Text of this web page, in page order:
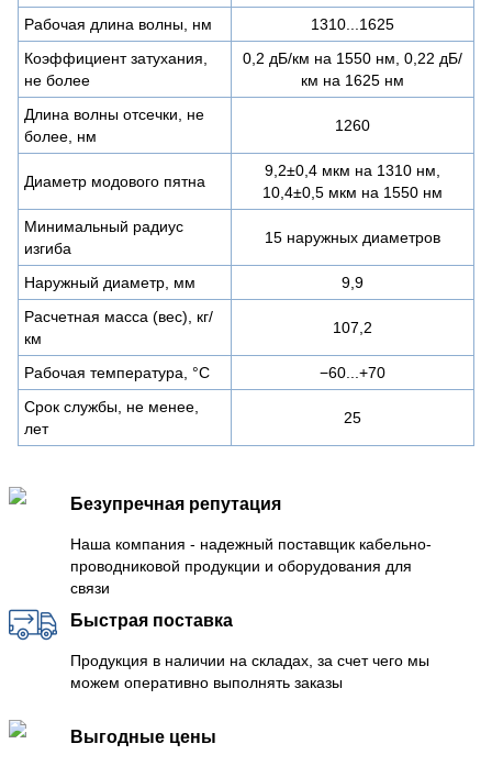
Рабочая длина волны, нм
1310...1625
Коэффициент затухания,
не более
0,2 дБ/км на 1550 нм, 0,22 дБ/
км на 1625 нм
Длина волны отсечки, не
более, нм
1260
Диаметр модового пятна
9,2±0,4 мкм на 1310 нм,
10,4±0,5 мкм на 1550 нм
Минимальный радиус
изгиба
15 наружных диаметров
Наружный диаметр, мм
9,9
Расчетная масса (вес), кг/
км
107,2
Рабочая температура, °C
−60...+70
Срок службы, не менее,
лет
25
Безупречная репутация
Наша компания - надежный поставщик кабельно-
проводниковой продукции и оборудования для
связи
Быстрая поставка
Продукция в наличии на складах, за счет чего мы
можем оперативно выполнять заказы
Выгодные цены